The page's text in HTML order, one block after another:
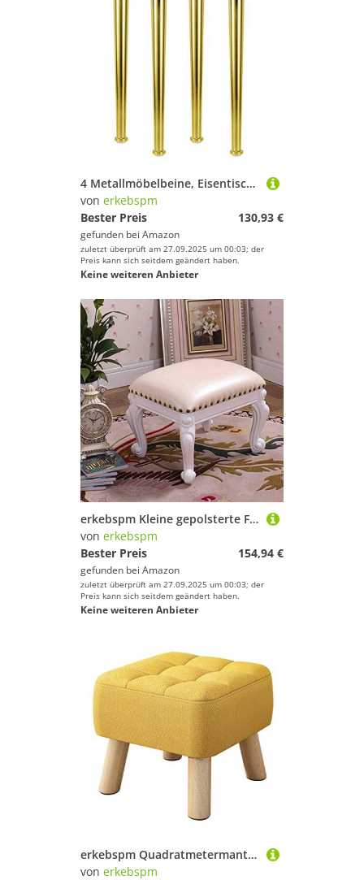
4 Metallmöbelbeine, Eisentischbeine, goldene Ersatzsofa -Beine, Fernsehschrankbeine, Couchtischbeine, für Küche, Sideboard, Sessel, Nachttisch, Badezimmerschrank, Transport
von erkebspm
Bester Preis
130,93 €
gefunden bei Amazon
zuletzt überprüft am 27.09.2025 um 00:03; der
Preis kann sich seitdem geändert haben.
Keine weiteren Anbieter
erkebspm Kleine gepolsterte Fußschemel, Lederfußstützenhocker mit Knopf 4 Geschnitzte Holzbeine Moderne Wohnzimmer im Wohnzimmer Rechteckhocker mit gepolstertem Sitz/Weiß/D
von erkebspm
Bester Preis
154,94 €
gefunden bei Amazon
zuletzt überprüft am 27.09.2025 um 00:03; der
Preis kann sich seitdem geändert haben.
Keine weiteren Anbieter
erkebspm Quadratmetermantel | Kreatives Dekor Ottoman mit haltbaren Beinen | Kleiner gepolsterter Sofa -Hocker für Schlafzimmer Wohnzimmer Eingang, Beige, 26 cm (10,2 Zoll)
von erkebspm